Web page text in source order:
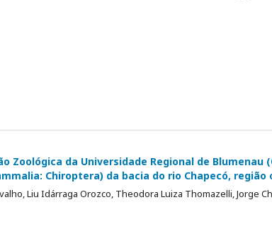
Zoológica da Universidade Regional de Blumenau
Chiroptera) da bacia do rio Chapecó, região
Liu Idárraga Orozco, Theodora Luiza Thomazelli, Jorge